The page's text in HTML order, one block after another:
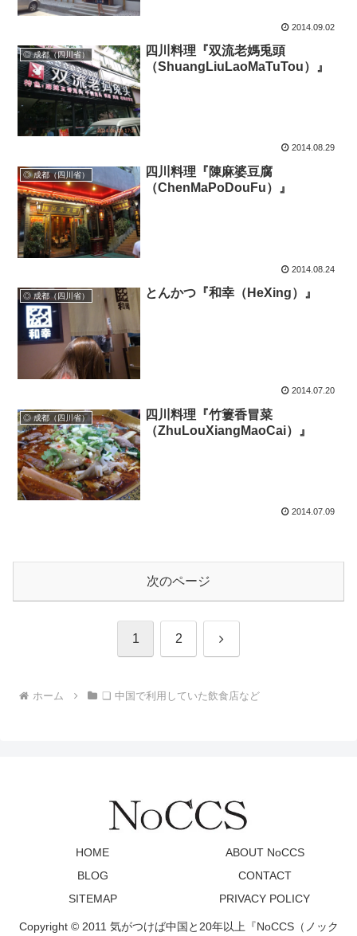
2014.09.02
◎ 成都（四川省）
四川料理『双流老媽兎頭
（ShuangLiuLaoMaTuTou）』
2014.08.29
◎ 成都（四川省）
四川料理『陳麻婆豆腐
（ChenMaPoDouFu）』
2014.08.24
◎ 成都（四川省） とんかつ『和幸（HeXing）』
2014.07.20
◎ 成都（四川省）
四川料理『竹簍香冒菜
（ZhuLouXiangMaoCai）』
2014.07.09
次のページ
1 2 次
ホーム ❏ 中国で利用していた飲食店など
HOME
ABOUT NoCCS
BLOG
CONTACT
SITEMAP
PRIVACY POLICY
Copyright © 2011 気がつけば中国と20年以上『NoCCS（ノック